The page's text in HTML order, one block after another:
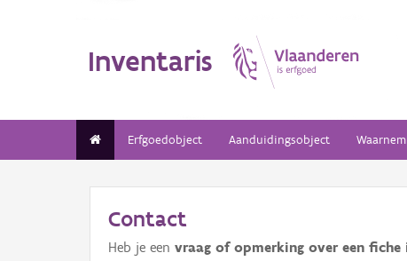
Inventaris
Erfgoedobject Aanduidingsobject
Contact
Heb je een vraag of opmerking over een fiche